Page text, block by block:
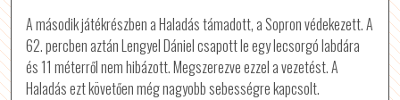
A második játékrészben a Haladás támadott, a Sopron védekezett. A
62. percben aztán Lengyel Dániel csapott le egy lecsorgó labdára
és 11 méterről nem hibázott. Megszerezve ezzel a vezetést. A
Haladás ezt követően még nagyobb sebességre kapcsolt.